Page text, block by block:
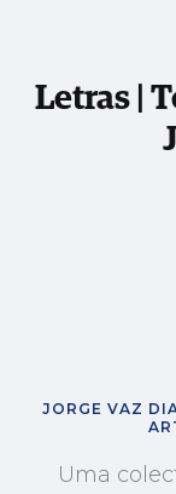
Letras |
JORGE VAZ
Uma